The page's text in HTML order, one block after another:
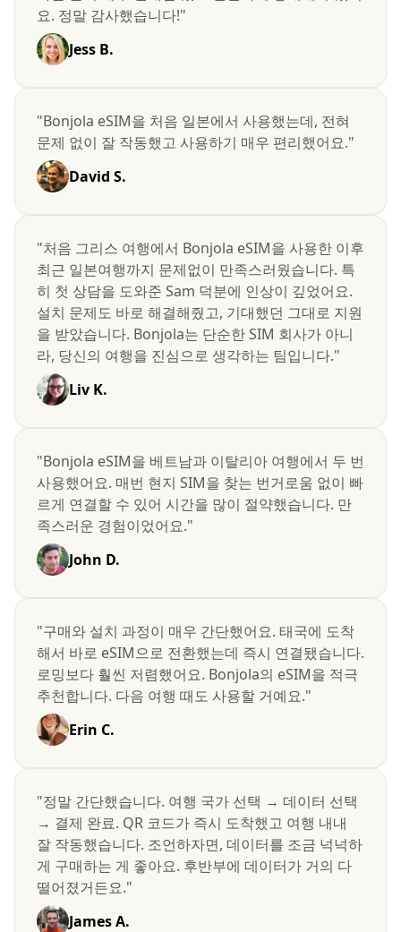
요. 정말 감사했습니다!"
Jess B.
"Bonjola eSIM을 처음 일본에서 사용했는데, 전혀
문제 없이 잘 작동했고 사용하기 매우 편리했어요."
David S.
"처음 그리스 여행에서 Bonjola eSIM을 사용한 이후
최근 일본여행까지 문제없이 만족스러웠습니다. 특
히 첫 상담을 도와준 Sam 덕분에 인상이 깊었어요.
설치 문제도 바로 해결해줬고, 기대했던 그대로 지원
을 받았습니다. Bonjola는 단순한 SIM 회사가 아니
라, 당신의 여행을 진심으로 생각하는 팀입니다."
Liv K.
"Bonjola eSIM을 베트남과 이탈리아 여행에서 두 번
사용했어요. 매번 현지 SIM을 찾는 번거로움 없이 빠
르게 연결할 수 있어 시간을 많이 절약했습니다. 만
족스러운 경험이었어요."
John D.
"구매와 설치 과정이 매우 간단했어요. 태국에 도착
해서 바로 eSIM으로 전환했는데 즉시 연결됐습니다.
로밍보다 훨씬 저렴했어요. Bonjola의 eSIM을 적극
추천합니다. 다음 여행 때도 사용할 거예요."
Erin C.
"정말 간단했습니다. 여행 국가 선택 → 데이터 선택
→ 결제 완료. QR 코드가 즉시 도착했고 여행 내내
잘 작동했습니다. 조언하자면, 데이터를 조금 넉넉하
게 구매하는 게 좋아요. 후반부에 데이터가 거의 다
떨어졌거든요."
James A.